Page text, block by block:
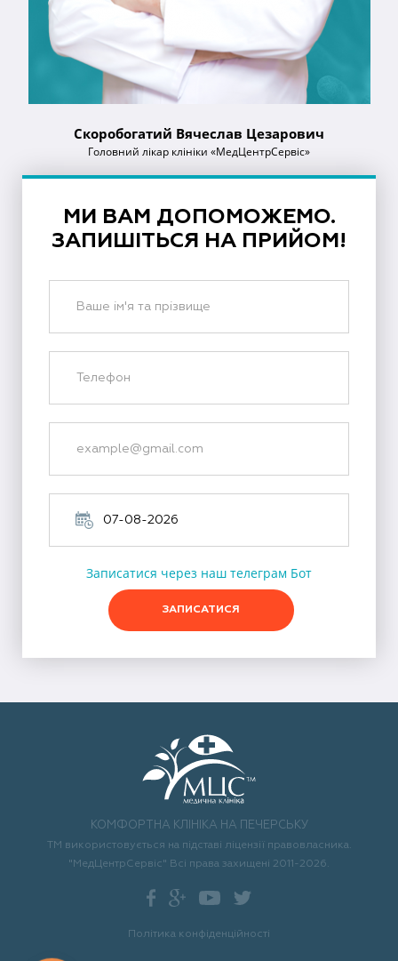
Скоробогатий Вячеслав Цезарович
Головний лікар клініки «МедЦентрСервіс»
МИ ВАМ ДОПОМОЖЕМО.
ЗАПИШІТЬСЯ НА ПРИЙОМ!
Записатися через наш телеграм Бот
ЗАПИСАТИСЯ
КОМФОРТНА КЛІНІКА НА ПЕЧЕРСЬКУ
ТМ використовується на підставі ліцензії правовласника.
"МедЦентрСервіс" Всі права захищені 2011-2026.
Політика конфіденційності